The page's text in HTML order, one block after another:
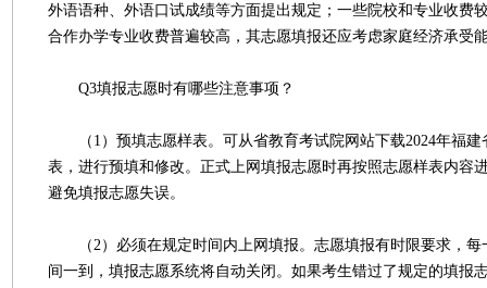
外语语种、外语口试成绩等方面提出规定；一些院校和专业收费
合作办学专业收费普遍较高，其志愿填报还应考虑家庭经济承受
Q3填报志愿时有哪些注意事项？
（1）预填志愿样表。可从省教育考试院网站下载2024年福建
表，进行预填和修改。正式上网填报志愿时再按照志愿样表内容
避免填报志愿失误。
（2）必须在规定时间内上网填报。志愿填报有时限要求，每
间一到，填报志愿系统将自动关闭。如果考生错过了规定的填报